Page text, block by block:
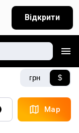
Відкрити
грн $
Map